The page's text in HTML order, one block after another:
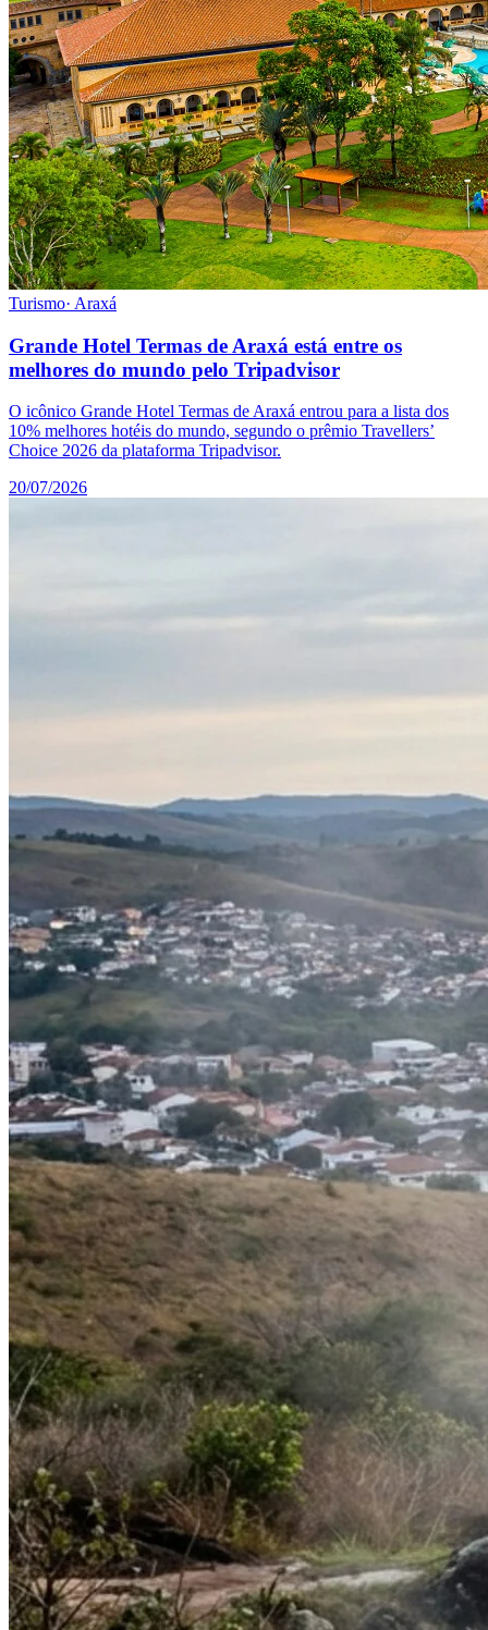
Turismo· Araxá
Grande Hotel Termas de Araxá está entre os
melhores do mundo pelo Tripadvisor
O icônico Grande Hotel Termas de Araxá entrou para a lista dos
10% melhores hotéis do mundo, segundo o prêmio Travellers’
Choice 2026 da plataforma Tripadvisor.
20/07/2026